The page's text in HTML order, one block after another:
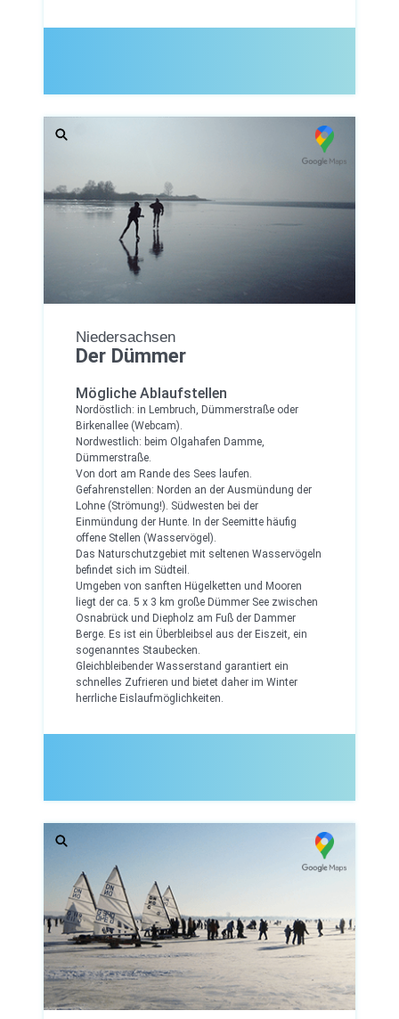
Niedersachsen
Der Dümmer
Mögliche Ablaufstellen
Nordöstlich: in Lembruch, Dümmerstraße oder
Birkenallee (Webcam).
Nordwestlich: beim Olgahafen Damme,
Dümmerstraße.
Von dort am Rande des Sees laufen.
Gefahrenstellen: Norden an der Ausmündung der
Lohne (Strömung!). Südwesten bei der
Einmündung der Hunte. In der Seemitte häufig
offene Stellen (Wasservögel).
Das Naturschutzgebiet mit seltenen Wasservögeln
befindet sich im Südteil.
Umgeben von sanften Hügelketten und Mooren
liegt der ca. 5 x 3 km große Dümmer See zwischen
Osnabrück und Diepholz am Fuß der Dammer
Berge. Es ist ein Überbleibsel aus der Eiszeit, ein
sogenanntes Staubecken.
Gleichbleibender Wasserstand garantiert ein
schnelles Zufrieren und bietet daher im Winter
herrliche Eislaufmöglichkeiten.